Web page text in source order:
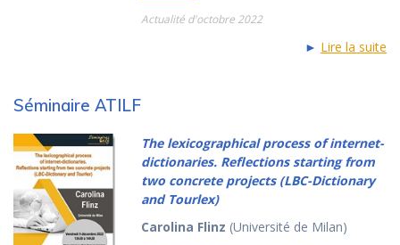
Actualité d'octobre 2022
► Lire la suite
Séminaire ATILF
The lexicographical process of internet-
dictionaries. Reflections starting from
two concrete projects (LBC-Dictionary
and Tourlex)
Carolina Flinz (Université de Milan)